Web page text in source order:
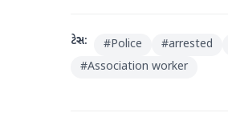
ટેગ્સ: #Police #arrested
#Association worker